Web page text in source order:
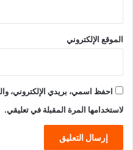
الموقع الإلكتروني
احفظ اسمي، بريدي الإلكتروني،
لاستخدامها المرة المقبلة في تعليقي.